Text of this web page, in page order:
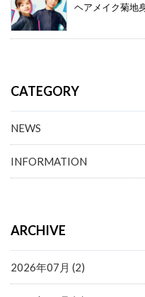
ヘアメイク菊地
CATEGORY
NEWS
INFORMATION
ARCHIVE
2026年07月 (2)